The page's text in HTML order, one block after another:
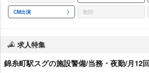
CM出演 歌詞
求人特集
錦糸町駅スグの施設警備/当務・夜勤/月12